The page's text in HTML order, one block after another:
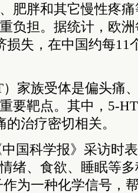
肥胖和其它慢性疼
负担。据统计，欧
损失，在中国约每11
家族受体是偏头痛
要靶点。其中，5-
治疗密切相关。
国科学报》采访时
绪、食欲、睡眠等
为一种化学信号，